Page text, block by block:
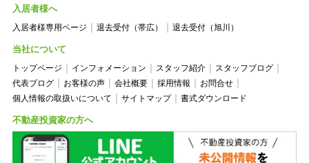
入居者様へ
入居者様専用ページ 退去受付（帯広） 退去受付（旭川）
当社について
トップページ インフォメーション スタッフ紹介
スタッフブログ
代表ブログ
お客様の声 会社概要 採用情報
お問合せ
個人情報の取扱いについて
サイトマップ 書式ダウンロード
不動産投資家の方へ